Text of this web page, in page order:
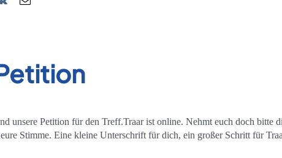
unsere Petition für den Treff.Traar ist online. Nehmt euch doch bitte
Stimme. Eine kleine Unterschrift für dich, ein großer Schritt für